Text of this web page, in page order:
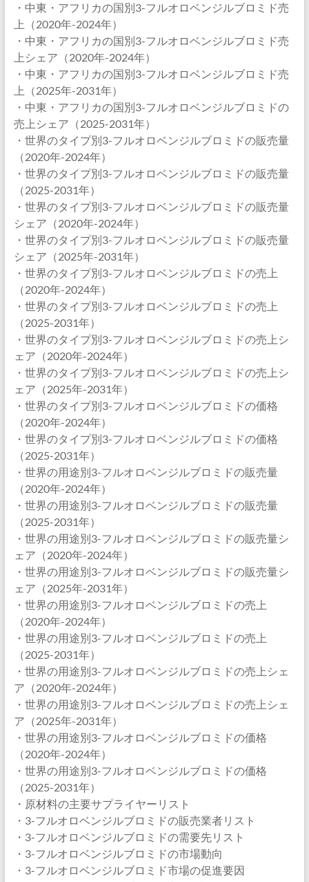
・中東・アフリカの国別3-フルオロベンジルブロミド売
上（2020年-2024年）
・中東・アフリカの国別3-フルオロベンジルブロミド売
上シェア（2020年-2024年）
・中東・アフリカの国別3-フルオロベンジルブロミド売
上（2025年-2031年）
・中東・アフリカの国別3-フルオロベンジルブロミドの
売上シェア（2025-2031年）
・世界のタイプ別3-フルオロベンジルブロミドの販売量
（2020年-2024年）
・世界のタイプ別3-フルオロベンジルブロミドの販売量
（2025-2031年）
・世界のタイプ別3-フルオロベンジルブロミドの販売量
シェア（2020年-2024年）
・世界のタイプ別3-フルオロベンジルブロミドの販売量
シェア（2025年-2031年）
・世界のタイプ別3-フルオロベンジルブロミドの売上
（2020年-2024年）
・世界のタイプ別3-フルオロベンジルブロミドの売上
（2025-2031年）
・世界のタイプ別3-フルオロベンジルブロミドの売上シ
ェア（2020年-2024年）
・世界のタイプ別3-フルオロベンジルブロミドの売上シ
ェア（2025年-2031年）
・世界のタイプ別3-フルオロベンジルブロミドの価格
（2020年-2024年）
・世界のタイプ別3-フルオロベンジルブロミドの価格
（2025-2031年）
・世界の用途別3-フルオロベンジルブロミドの販売量
（2020年-2024年）
・世界の用途別3-フルオロベンジルブロミドの販売量
（2025-2031年）
・世界の用途別3-フルオロベンジルブロミドの販売量シ
ェア（2020年-2024年）
・世界の用途別3-フルオロベンジルブロミドの販売量シ
ェア（2025年-2031年）
・世界の用途別3-フルオロベンジルブロミドの売上
（2020年-2024年）
・世界の用途別3-フルオロベンジルブロミドの売上
（2025-2031年）
・世界の用途別3-フルオロベンジルブロミドの売上シェ
ア（2020年-2024年）
・世界の用途別3-フルオロベンジルブロミドの売上シェ
ア（2025年-2031年）
・世界の用途別3-フルオロベンジルブロミドの価格
（2020年-2024年）
・世界の用途別3-フルオロベンジルブロミドの価格
（2025-2031年）
・原材料の主要サプライヤーリスト
・3-フルオロベンジルブロミドの販売業者リスト
・3-フルオロベンジルブロミドの需要先リスト
・3-フルオロベンジルブロミドの市場動向
・3-フルオロベンジルブロミド市場の促進要因